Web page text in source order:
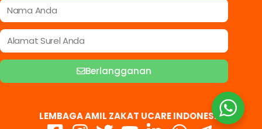
Berlangganan
LEMBAGA AMIL ZAKAT UCARE INDONESIA